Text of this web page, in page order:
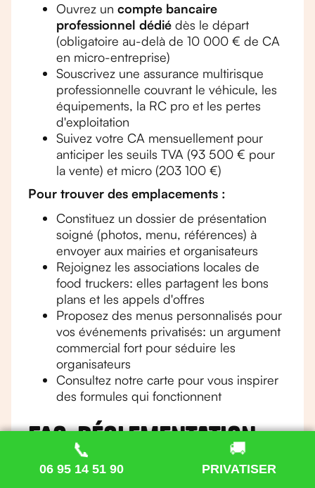
Ouvrez un compte bancaire
professionnel dédié dès le départ
(obligatoire au-delà de 10 000 € de CA
en micro-entreprise)
Souscrivez une assurance multirisque
professionnelle couvrant le véhicule, les
équipements, la RC pro et les pertes
d'exploitation
Suivez votre CA mensuellement pour
anticiper les seuils TVA (93 500 € pour
la vente) et micro (203 100 €)
Pour trouver des emplacements :
Constituez un dossier de présentation
soigné (photos, menu, références) à
envoyer aux mairies et organisateurs
Rejoignez les associations locales de
food truckers: elles partagent les bons
plans et les appels d'offres
Proposez des menus personnalisés pour
vos événements privatisés: un argument
commercial fort pour séduire les
organisateurs
Consultez notre carte pour vous inspirer
des formules qui fonctionnent
FAQ: Réglementation
food truck 2026
📞
06 95 14 51 90
🚚
PRIVATISER
📞
06 95 14 51 90
🚚
PRIVATISER